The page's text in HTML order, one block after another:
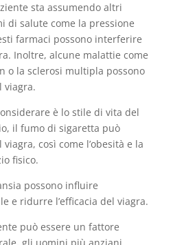
sta assumendo altri
di salute come la pressione
farmaci possono interferire
Inoltre, alcune malattie come
o la sclerosi multipla possono
viagra.
è lo stile di vita del
il fumo di sigaretta può
così come l’obesità e la
fisico.
possono influire
e ridurre l’efficacia del viagra.
può essere un fattore